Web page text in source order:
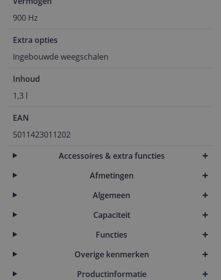
900 Hz
Extra opties
Ingebouwde weegschalen
Inhoud
1,3 l
EAN
5011423011202
Accessoires & extra functies
Afmetingen
Algemeen
Capaciteit
Functies
Overige kenmerken
Productinformatie